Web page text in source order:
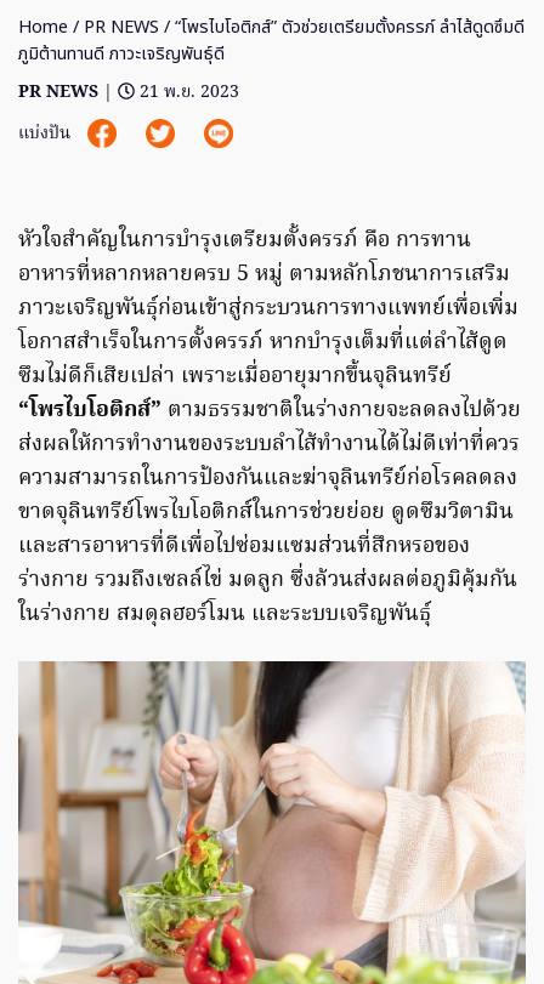
Home / PR NEWS / “โพรไบโอติกส์” ตัวช่วยเตรียมตั้งครรภ์ ลำไส้ดูดซึมดี
ภูมิต้านทานดี ภาวะเจริญพันธุ์ดี
PR NEWS |
21 พ.ย. 2023
แบ่งปัน
หัวใจสำคัญในการบำรุงเตรียมตั้งครรภ์ คือ การทาน
อาหารที่หลากหลายครบ 5 หมู่ ตามหลักโภชนาการเสริม
ภาวะเจริญพันธุ์ก่อนเข้าสู่กระบวนการทางแพทย์เพื่อเพิ่ม
โอกาสสำเร็จในการตั้งครรภ์ หากบำรุงเต็มที่แต่ลำไส้ดูด
ซึมไม่ดีก็เสียเปล่า เพราะเมื่ออายุมากขึ้นจุลินทรีย์
“โพรไบโอติกส์” ตามธรรมชาติในร่างกายจะลดลงไปด้วย
ส่งผลให้การทำงานของระบบลำไส้ทำงานได้ไม่ดีเท่าที่ควร
ความสามารถในการป้องกันและฆ่าจุลินทรีย์ก่อโรคลดลง
ขาดจุลินทรีย์โพรไบโอติกส์ในการช่วยย่อย ดูดซึมวิตามิน
และสารอาหารที่ดีเพื่อไปซ่อมแซมส่วนที่สึกหรอของ
ร่างกาย รวมถึงเซลล์ไข่ มดลูก ซึ่งล้วนส่งผลต่อภูมิคุ้มกัน
ในร่างกาย สมดุลฮอร์โมน และระบบเจริญพันธุ์